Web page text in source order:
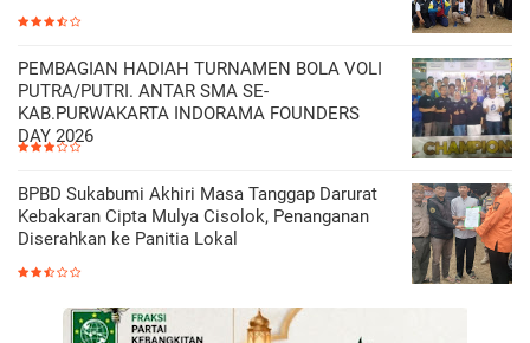
PEMBAGIAN HADIAH TURNAMEN BOLA VOLI
PUTRA/PUTRI. ANTAR SMA SE-
KAB.PURWAKARTA INDORAMA FOUNDERS
DAY 2026
BPBD Sukabumi Akhiri Masa Tanggap Darurat
Kebakaran Cipta Mulya Cisolok, Penanganan
Diserahkan ke Panitia Lokal